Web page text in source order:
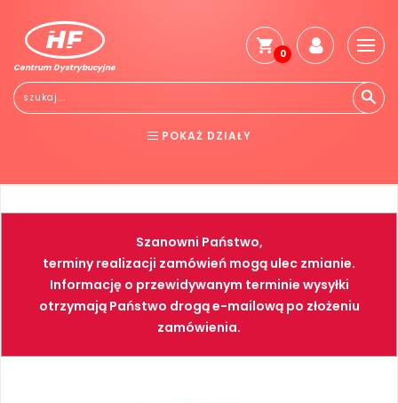
Centrum Dystrybucyjne
0
POKAŻ DZIAŁY
NARZĘDZIA SPAWALNICTWO
FARBY PNEUMATYKA
Szanowni Państwo,
terminy realizacji zamówień mogą ulec zmianie.
Informację o przewidywanym terminie wysyłki
otrzymają Państwo drogą e-mailową po złożeniu
zamówienia.